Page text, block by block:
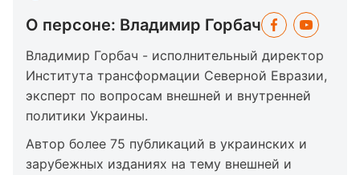
О персоне: Владимир Горбач
Владимир Горбач - исполнительный директор
Института трансформации Северной Евразии,
эксперт по вопросам внешней и внутренней
политики Украины.
Автор более 75 публикаций в украинских и
зарубежных изданиях на тему внешней и